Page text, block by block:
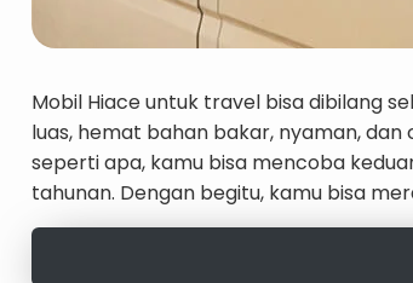
Mobil Hiace untuk travel bisa dibilang
luas, hemat bahan bakar, nyaman,
seperti apa, kamu bisa mencoba
tahunan. Dengan begitu, kamu bisa